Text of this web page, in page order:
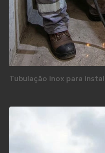
Tubulação inox para